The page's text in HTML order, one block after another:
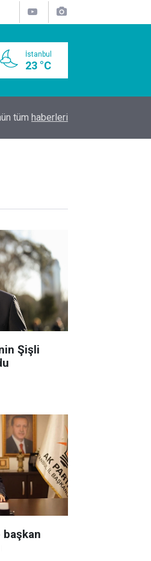
İstanbul
23 °C
Hayır Lokması Dağıtımının
tüm haberleri
Şişli
başkan